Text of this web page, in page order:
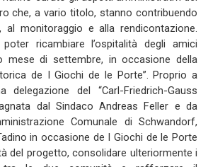
che, a vario titolo, stanno contribuendo
al monitoraggio e alla rendicontazione.
ricambiare l’ospitalità degli amici
mese di settembre, in occasione della
de I Giochi de le Porte”. Proprio a
delegazione del “Carl-Friedrich-Gauss
dal Sindaco Andreas Feller e da
Comunale di Schwandorf,
in occasione de I Giochi de le Porte
del progetto, consolidare ulteriormente i